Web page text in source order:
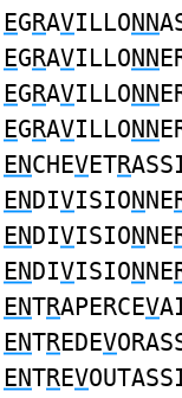
EGRAVILLONN
EGRAVILLONN
EGRAVILLONN
EGRAVILLONN
ENCHEVETR
ENDIVISIONNE
ENDIVISIONNE
ENDIVISIONNE
ENTRAPERCEV
ENTREDEV
ENTREV